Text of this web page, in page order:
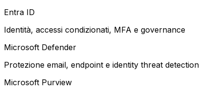
Entra ID
Identità, accessi condizionati, MFA e governance
Microsoft Defender
Protezione email, endpoint e identity threat detection
Microsoft Purview